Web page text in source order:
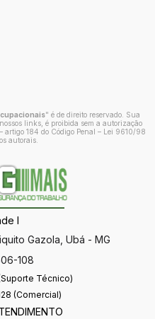
" é de direito reservado. Sua
links, é proibida sem a autorização
artigo 184 do Código Penal – Lei 9610/98
autorais
I
Gazola, Ubá - MG
108
Técnico)
(Comercial)